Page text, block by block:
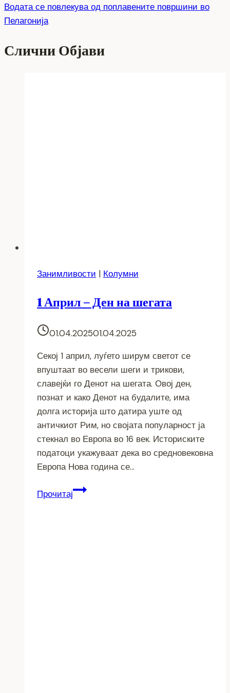
Водата се повлекува од поплавените површини во
Пелагонија
Слични Објави
Занимливости | Колумни
1 Април – Ден на шегата
01.04.202501.04.2025
Секој 1 април, луѓето ширум светот се
впуштаат во весели шеги и трикови,
славејќи го Денот на шегата. Овој ден,
познат и како Денот на будалите, има
долга историја што датира уште од
античкиот Рим, но својата популарност ја
стекнал во Европа во 16 век. Историските
податоци укажуваат дека во средновековна
Европа Нова година се…
Прочитај1